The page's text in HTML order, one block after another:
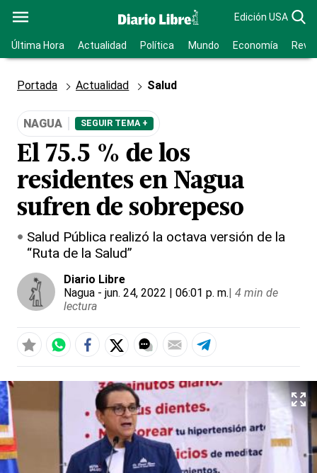
Edición USA
Última Hora Actualidad Política Mundo Economía
Portada Actualidad Salud
NAGUA SEGUIR TEMA +
El 75.5 % de los
residentes en Nagua
sufren de sobrepeso
Salud Pública realizó la octava versión de la
“Ruta de la Salud”
Diario Libre
Nagua - jun. 24, 2022 | 06:01 p. m.| 4 min de
lectura